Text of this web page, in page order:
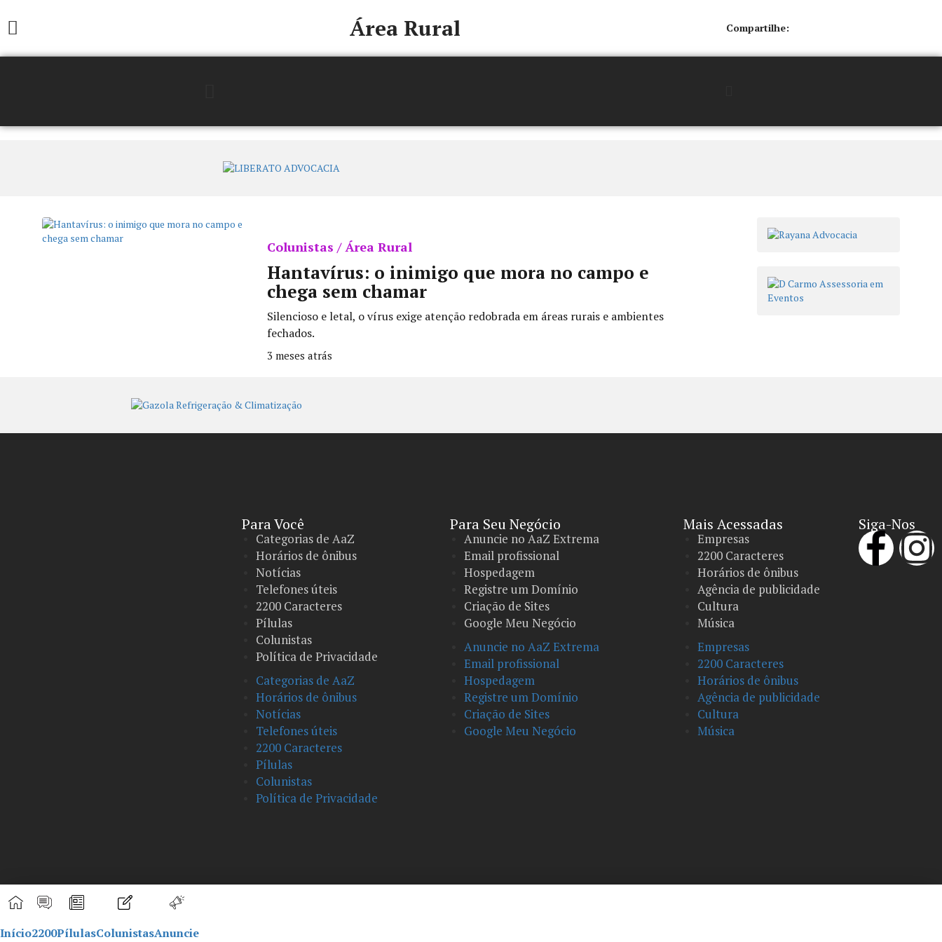
Área Rural Compartilhe:
Colunistas / Área Rural
Hantavírus: o inimigo que mora no campo e
chega sem chamar
Silencioso e letal, o vírus exige atenção redobrada em áreas rurais e ambientes
fechados.
3 meses atrás
Para Você
Categorias de AaZ
Horários de ônibus
Notícias
Telefones úteis
2200 Caracteres
Pílulas
Colunistas
Política de Privacidade
Categorias de AaZ
Horários de ônibus
Notícias
Telefones úteis
2200 Caracteres
Pílulas
Colunistas
Política de Privacidade
Para Seu Negócio​
Anuncie no AaZ Extrema
Email profissional
Hospedagem
Registre um Domínio
Criação de Sites
Google Meu Negócio
Anuncie no AaZ Extrema
Email profissional
Hospedagem
Registre um Domínio
Criação de Sites
Google Meu Negócio
Mais Acessadas
Empresas
2200 Caracteres
Horários de ônibus
Agência de publicidade
Cultura
Música
Empresas
2200 Caracteres
Horários de ônibus
Agência de publicidade
Cultura
Música
Siga-Nos
Início2200PílulasColunistasAnuncie